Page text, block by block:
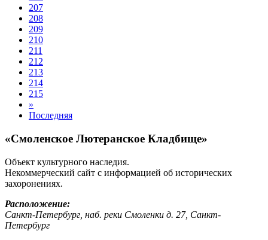
207
208
209
210
211
212
213
214
215
»
Последняя
«Смоленское Лютеранское Кладбище»
Объект культурного наследия.
Некоммерческий сайт с информацией об исторических
захоронениях.
Расположение:
Санкт-Петербург, наб. реки Смоленки д. 27, Санкт-
Петербург